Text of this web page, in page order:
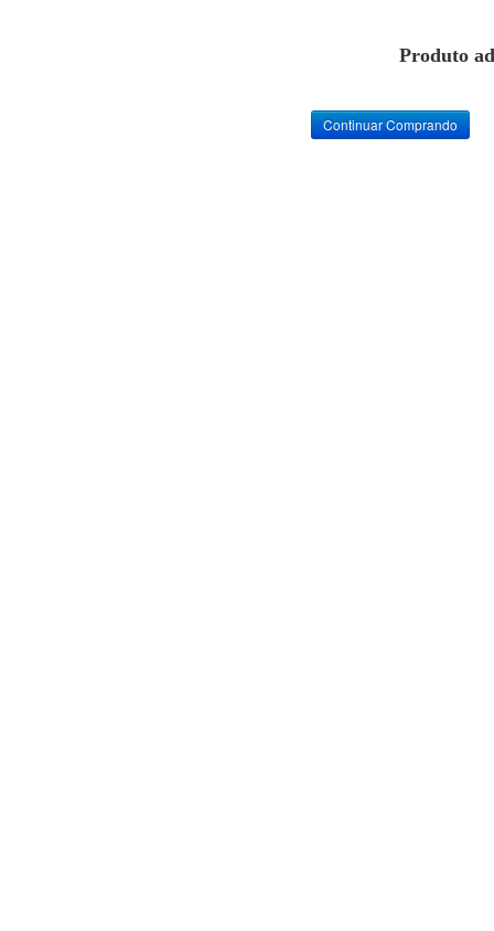
Produto
Continuar Comprando